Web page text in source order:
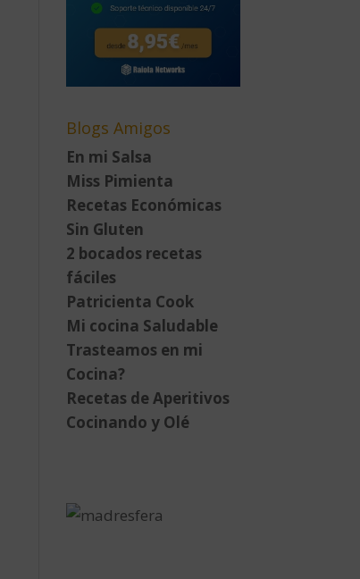
Blogs Amigos
En mi Salsa
Miss Pimienta
Recetas Económicas
Sin Gluten
2 bocados recetas
fáciles
Patricienta Cook
Mi cocina Saludable
Trasteamos en mi
Cocina?
Recetas de Aperitivos
Cocinando y Olé